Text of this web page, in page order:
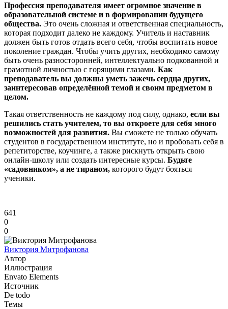
Профессия преподавателя имеет огромное значение в
образовательной системе и в формировании будущего
общества. Это очень сложная и ответственная специальность,
которая подходит далеко не каждому. Учитель и наставник
должен быть готов отдать всего себя, чтобы воспитать новое
поколение граждан. Чтобы учить других, необходимо самому
быть очень разносторонней, интеллектуально подкованной и
грамотной личностью с горящими глазами. Как
преподаватель вы должны уметь зажечь сердца других,
заинтересовав определённой темой и своим предметом в
целом.
Такая ответственность не каждому под силу, однако, если вы
решились стать учителем, то вы откроете для себя много
возможностей для развития. Вы сможете не только обучать
студентов в государственном институте, но и пробовать себя в
репетиторстве, коучинге, а также рискнуть открыть свою
онлайн-школу или создать интересные курсы. Будьте
«садовником», а не тираном, которого будут бояться
ученики.
641
0
0
Виктория Митрофанова
Автор
Иллюстрация
Envato Elements
Источник
De todo
Темы